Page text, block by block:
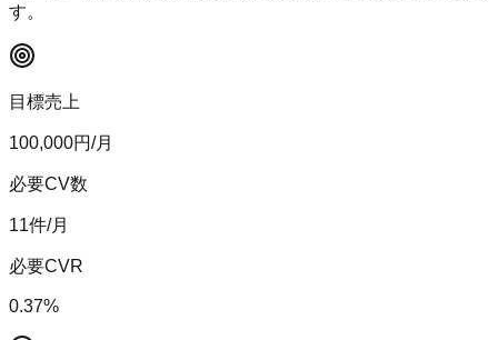
す。
目標売上
100,000円/月
必要CV数
11件/月
必要CVR
0.37%